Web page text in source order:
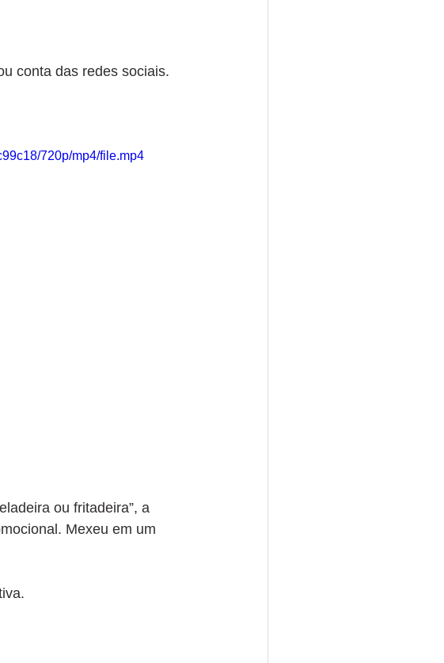
conta das redes sociais.
720p/mp4/file.mp4
ou fritadeira”, a
Mexeu em um